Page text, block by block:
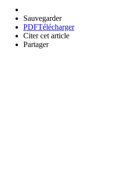
Sauvegarder
PDFTélécharger
Citer cet article
Partager